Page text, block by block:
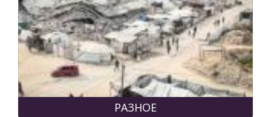
РАЗНОЕ